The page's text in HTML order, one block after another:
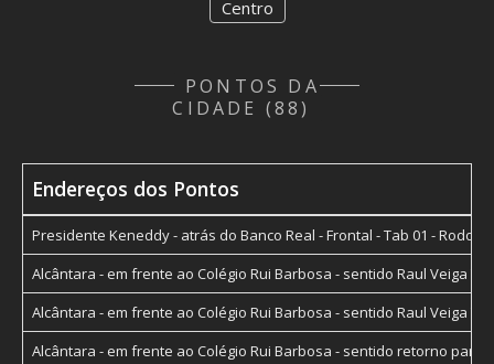
Centro
PONTOS DA
CIDADE (88)
Endereços dos Pontos
Presidente Keneddy - atrás do Banco Real - Frontal - Tab 01 - Rodo
Alcântara - em frente ao Colégio Rui Barbosa - sentido Raul Veiga
Alcântara - em frente ao Colégio Rui Barbosa - sentido Raul Veiga
Alcântara - em frente ao Colégio Rui Barbosa - sentido retorno